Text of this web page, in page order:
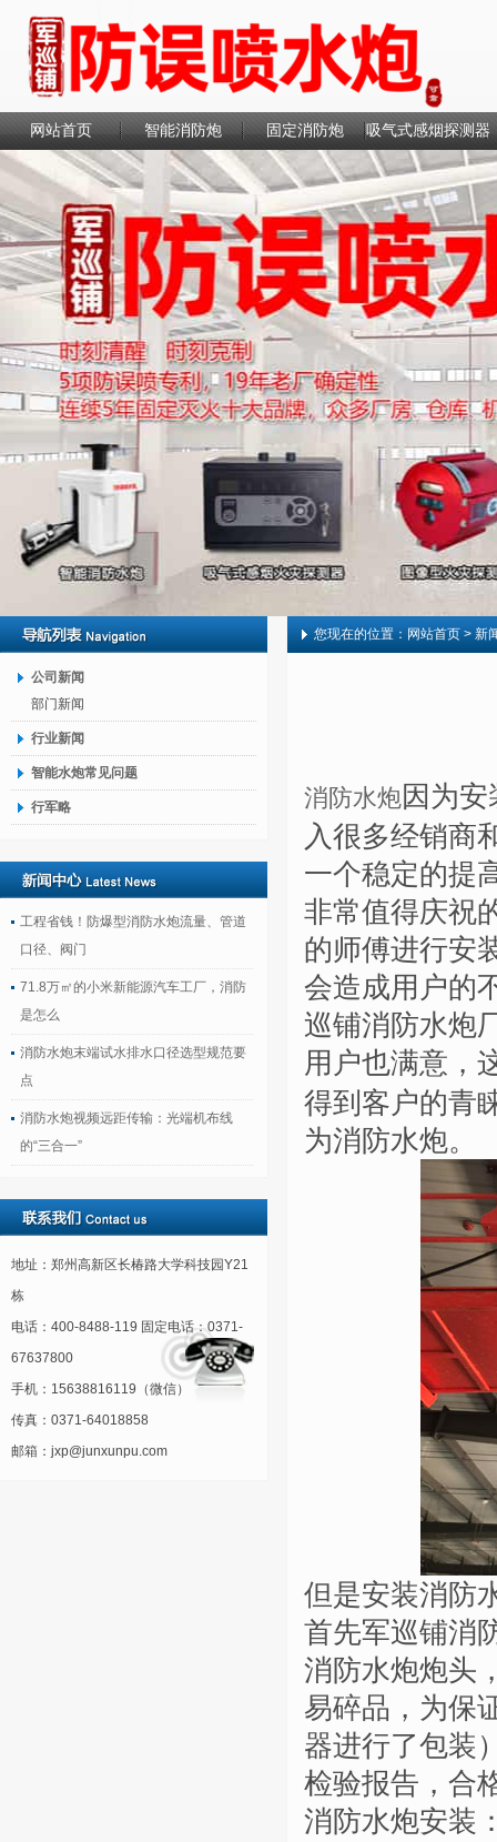
网站首页 智能消防炮 固定消防炮 吸气式感烟探测器
联系我们
公司新闻
部门新闻
行业新闻
智能水炮常见问题
行军略
工程省钱！防爆型消防水炮流量、管道
口径、阀门
71.8万㎡的小米新能源汽车工厂，消防
是怎么
消防水炮末端试水排水口径选型规范要
点
消防水炮视频远距传输：光端机布线
的“三合一”
地址：郑州高新区长椿路大学科技园Y21
栋
电话：400-8488-119 固定电话：0371-
67637800
手机：15638816119（微信）
传真：0371-64018858
邮箱：jxp@junxunpu.com
您现在的位置： 网站首页 > 新
消防水炮因为
入很多经销商
一个稳定的提
非常值得庆祝
的师傅进行安
会造成用户的
巡铺消防水炮
用户也满意，
得到客户的青
为消防水炮。
但是安装消防
首先军巡铺消
消防水炮炮头
易碎品，为保
器进行了包装
检验报告，合
消防水炮安装